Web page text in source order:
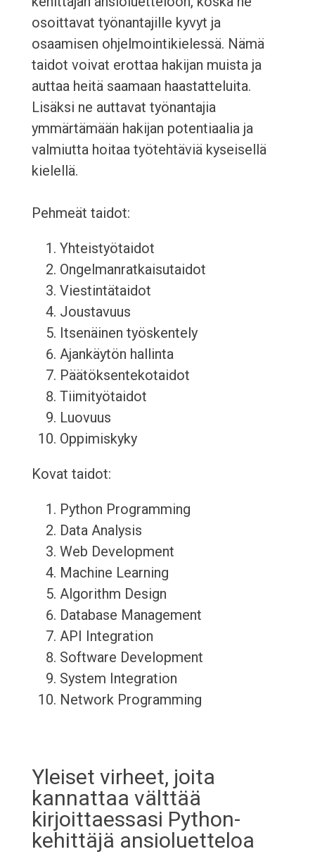
osoittavat työnantajille kyvyt ja
osaamisen ohjelmointikielessä. Nämä
taidot voivat erottaa hakijan muista ja
auttaa heitä saamaan haastatteluita.
Lisäksi ne auttavat työnantajia
ymmärtämään hakijan potentiaalia ja
valmiutta hoitaa työtehtäviä kyseisellä
kielellä.
Pehmeät taidot:
Yhteistyötaidot
Ongelmanratkaisutaidot
Viestintätaidot
Joustavuus
Itsenäinen työskentely
Ajankäytön hallinta
Päätöksentekotaidot
Tiimityötaidot
Luovuus
Oppimiskyky
Kovat taidot:
Python Programming
Data Analysis
Web Development
Machine Learning
Algorithm Design
Database Management
API Integration
Software Development
System Integration
Network Programming
Yleiset virheet, joita
kannattaa välttää
kirjoittaessasi Python-
kehittäjä ansioluetteloa